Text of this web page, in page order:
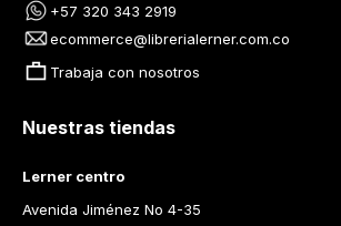
+57 320 343 2919
ecommerce@librerialerner.com.co
Trabaja con nosotros
Nuestras tiendas
Lerner centro
Avenida Jiménez No 4-35